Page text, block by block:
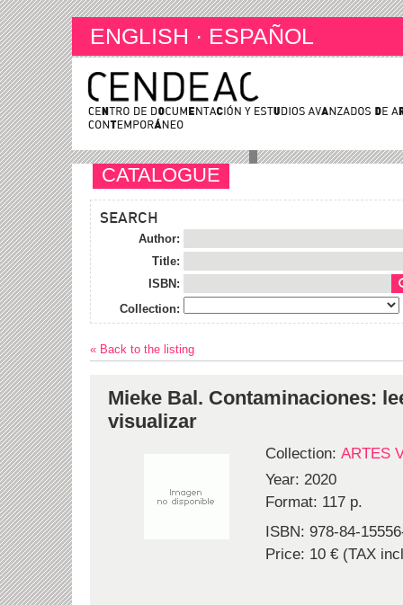
ENGLISH · ESPAÑOL
CATALOGUE
SEARCH
Author:
Title:
ISBN:
Collection:
« Back to the listing
Mieke Bal. Contaminaciones:
visualizar
Collection: ARTES
Year: 2020
Format: 117 p.
ISBN: 978-84-
Price: 10 € (TAX